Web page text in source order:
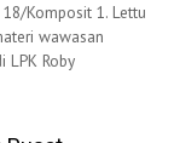
Komposit 1. Lettu
wawasan
LPK Roby